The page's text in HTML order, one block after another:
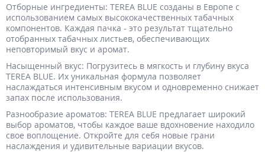
Отборные ингредиенты: TEREA BLUE созданы в Европе с
использованием самых высококачественных табачных
компонентов. Каждая пачка - это результат тщательно
отобранных табачных листьев, обеспечивающих
неповторимый вкус и аромат.
Насыщенный вкус: Погрузитесь в мягкость и глубину вкуса
TEREA BLUE. Их уникальная формула позволяет
наслаждаться интенсивным вкусом и одновременно снижает
запах после использования.
Разнообразие ароматов: TEREA BLUE предлагает широкий
выбор ароматов, чтобы каждое ваше вдохновение находило
свое воплощение. Откройте для себя новые грани
наслаждения и удивительные вариации вкусов.